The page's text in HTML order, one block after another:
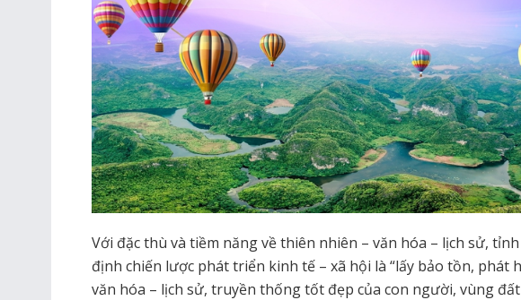
Với đặc thù và tiềm năng về thiên nhiên – văn hóa – lịch sử,
định chiến lược phát triển kinh tế – xã hội là “lấy bảo tồn, phát
văn hóa – lịch sử, truyền thống tốt đẹp của con người, vùng